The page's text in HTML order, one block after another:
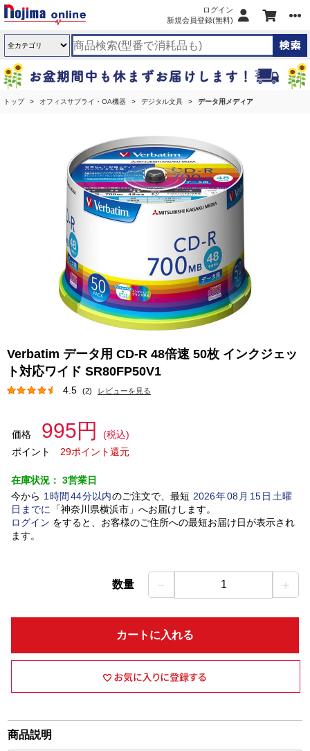
ログイン
新規会員登録(無料)
トップ オフィスサプライ・OA機器 デジタル文具 データ用メディア
Verbatim データ用 CD-R 48倍速 50枚 インクジェッ
ト対応ワイド SR80FP50V1
4.5 (2) レビューを見る
価格 995円
(税込)
ポイント
29ポイント還元
在庫状況： 3営業日
今から 1 時間 44分以内のご注文で、最短 2026年08 月 15日土曜
日 までに 「神奈川県横浜市」 へお届けします。
ログイン をすると、お客様のご住所への最短お届け日が表示され
ます。
数量 － 1 ＋
カートに入れる
商品説明